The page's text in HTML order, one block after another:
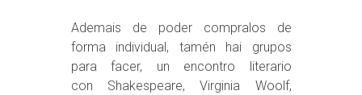
Ademais de poder compralos de
forma individual, tamén hai grupos
para facer, un encontro literario
con Shakespeare, Virginia Woolf,